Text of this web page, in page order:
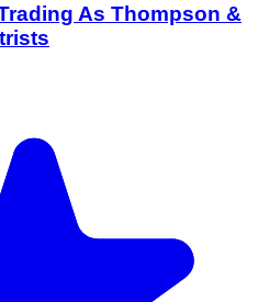
As Thompson &